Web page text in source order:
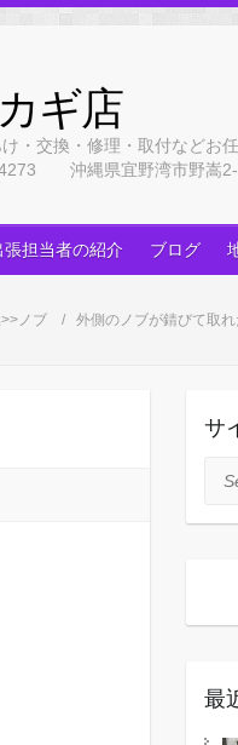
ギ店
・交換・修理・取付などお
4273 沖縄県宜野湾市野嵩
張担当者の紹介 ブログ
ノブ 外側のノブが錆びて取
サ
最